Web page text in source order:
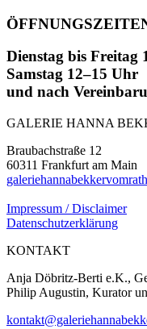
Dienstag bis Freitag
Samstag 12–15 Uhr
und nach
GALERIE HANNA
Braubachstraße 12
60311 Frankfurt am Main
Impressum / Disclaimer
Datenschutzerklärung
KONTAKT
Anja Döbritz-Berti e.K.,
Philip Augustin, Kurator